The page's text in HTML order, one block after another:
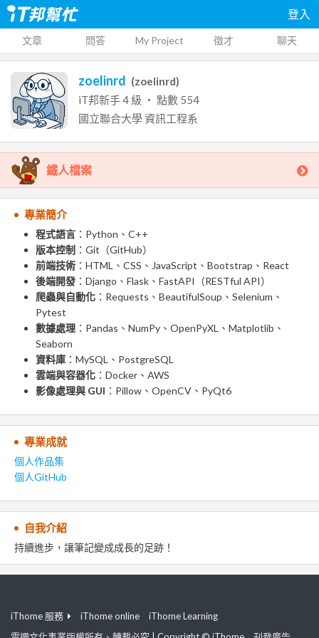
登入
文章 問答 My Project 徵才 聊天
zoelinrd (zoelinrd)
iT邦新手4 級 ‧ 點數 554
國立聯合大學資訊工程系
鐵人檔案
專業簡介
程式語言 ：Python、C++
版本控制 ：Git（GitHub）
前端技術 ：HTML、CSS、JavaScript、Bootstrap、React
後端開發 ：Django、Flask、FastAPI（RESTful API）
爬蟲與自動化 ：Requests、BeautifulSoup、Selenium、
Pytest
數據處理 ：Pandas、NumPy、OpenPyXL、Matplotlib、
Seaborn
資料庫 ：MySQL、PostgreSQL
雲端與容器化 ：Docker、AWS
影像處理與 GUI ：Pillow、OpenCV、PyQt6
專業成就
個人作品集
個人GitHub
自我介紹
持續進步，讓筆記變成成長的足跡！
iThome 服務 iThome online
iThome Learning